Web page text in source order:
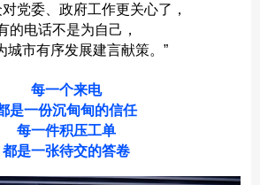
党委、政府工作更关心了，
的电话不是为自己，
城市有序发展建言献策。”
每一个来电
是一份沉甸甸的信任
每一件积压工单
都是一张待交的答卷